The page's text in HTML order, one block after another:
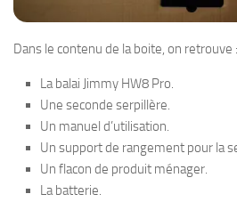
Dans le contenu de la boite, on retrouve :
La balai Jimmy HW8 Pro.
Une seconde serpillère.
Un manuel d’utilisation.
Un support de rangement pour la
Un flacon de produit ménager.
La batterie.